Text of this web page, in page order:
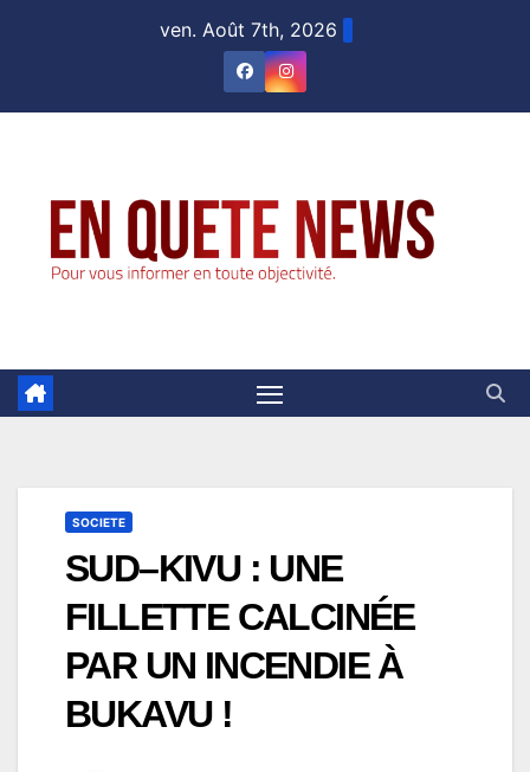
ven. Août 7th, 2026
SOCIETE
SUD–KIVU : UNE
FILLETTE CALCINÉE
PAR UN INCENDIE À
BUKAVU !